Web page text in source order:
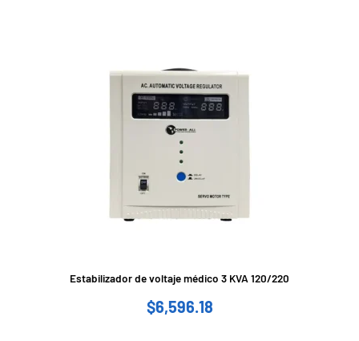
Estabilizador de voltaje médico 3 KVA 120/220
$6,596.18